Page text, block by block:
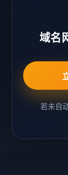
域名
若未自